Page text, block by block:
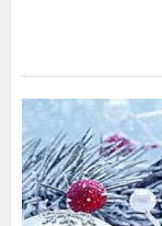
Mokytojos
palinkėjimai